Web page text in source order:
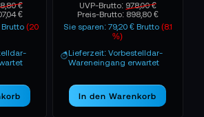
€
€
Brutto (20
UVP-Brutto: 978,00 €
Preis-Brutto: 898,80 €
Sie sparen: 79,20 € Brutto (8.1
%)
Lieferzeit: Vorbestelldar-
Wareneingang erwartet
In den Warenkorb